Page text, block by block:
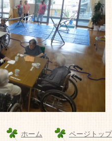
ホーム ページトップ